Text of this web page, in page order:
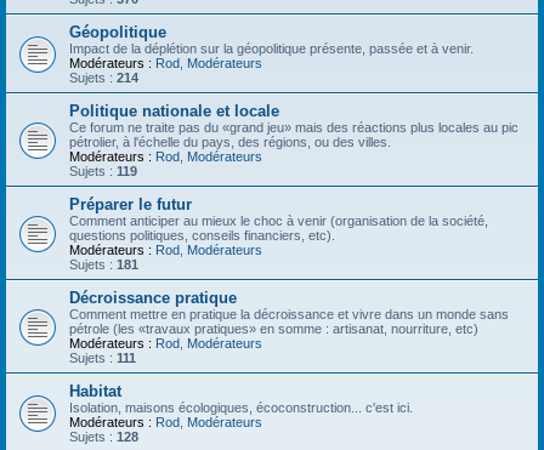
Géopolitique
Impact de la déplétion sur la géopolitique présente, passée et à venir.
Modérateurs : Rod Modérateurs
Sujets : 214
Politique nationale et locale
Ce forum ne traite pas du «grand jeu» mais des réactions plus locales au pic
pétrolier, à l'échelle du pays, des régions, ou des villes.
Modérateurs : Rod Modérateurs
Sujets : 119
Préparer le futur
Comment anticiper au mieux le choc à venir (organisation de la société,
questions politiques, conseils financiers, etc).
Modérateurs : Rod Modérateurs
Sujets : 181
Décroissance pratique
Comment mettre en pratique la décroissance et vivre dans un monde sans
pétrole (les «travaux pratiques» en somme : artisanat, nourriture, etc)
Modérateurs : Rod Modérateurs
Sujets : 111
Habitat
Isolation, maisons écologiques, écoconstruction... c'est ici.
Modérateurs : Rod Modérateurs
Sujets : 128